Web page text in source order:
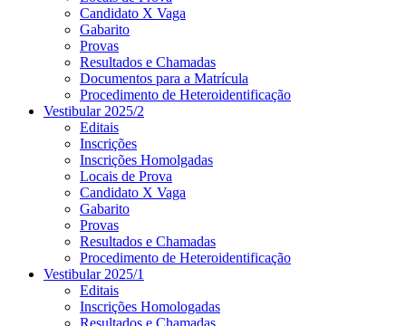
Candidato X Vaga
Gabarito
Provas
Resultados e Chamadas
Documentos para a Matrícula
Procedimento de Heteroidentificação
Vestibular 2025/2
Editais
Inscrições
Inscrições Homolgadas
Locais de Prova
Candidato X Vaga
Gabarito
Provas
Resultados e Chamadas
Procedimento de Heteroidentificação
Vestibular 2025/1
Editais
Inscrições Homologadas